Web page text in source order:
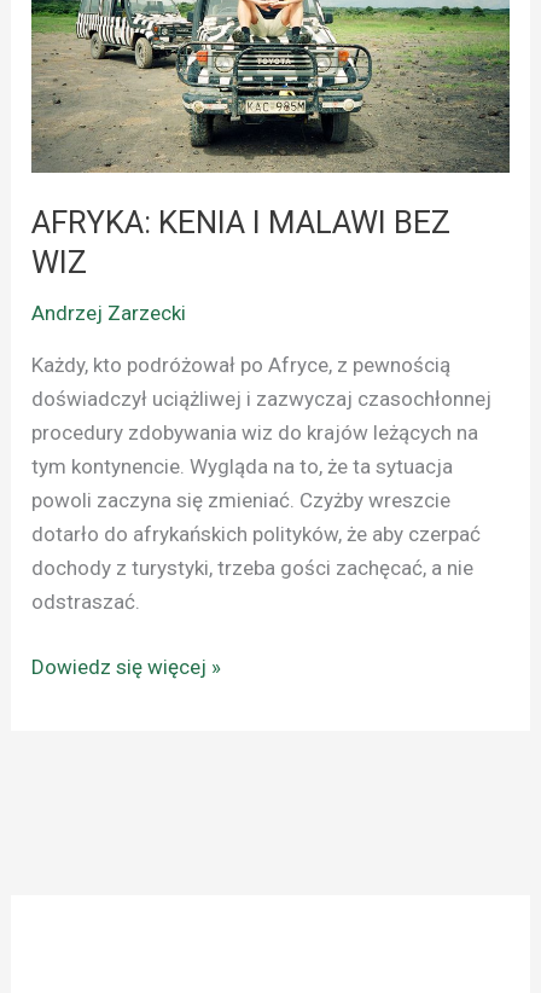
AFRYKA: KENIA I MALAWI BEZ
WIZ
Andrzej Zarzecki
Każdy, kto podróżował po Afryce, z pewnością
doświadczył uciążliwej i zazwyczaj czasochłonnej
procedury zdobywania wiz do krajów leżących na
tym kontynencie. Wygląda na to, że ta sytuacja
powoli zaczyna się zmieniać. Czyżby wreszcie
dotarło do afrykańskich polityków, że aby czerpać
dochody z turystyki, trzeba gości zachęcać, a nie
odstraszać.
BEZ
WIZ
Dowiedz się więcej »